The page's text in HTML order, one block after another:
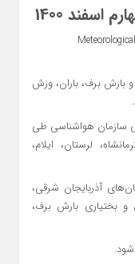
1400
و بارش برف، باران، وزش
سازمان هواشناسی طی
لرستان، ایلام،
آذربایجان شرقی،
و بختیاری بارش برف،